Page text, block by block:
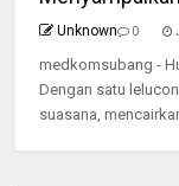
Unknown 0
medkomsubang -
Dengan satu
suasana,